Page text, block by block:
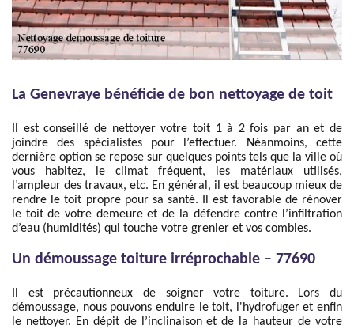
La Genevraye bénéficie de bon nettoyage de toit
Il est conseillé de nettoyer votre toit 1 à 2 fois par an et de
joindre des spécialistes pour l’effectuer. Néanmoins, cette
dernière option se repose sur quelques points tels que la ville où
vous habitez, le climat fréquent, les matériaux utilisés,
l’ampleur des travaux, etc. En général, il est beaucoup mieux de
rendre le toit propre pour sa santé. Il est favorable de rénover
le toit de votre demeure et de la défendre contre l’infiltration
d’eau (humidités) qui touche votre grenier et vos combles.
Un démoussage toiture irréprochable – 77690
Il est précautionneux de soigner votre toiture. Lors du
démoussage, nous pouvons enduire le toit, l'hydrofuger et enfin
le nettoyer. En dépit de l’inclinaison et de la hauteur de votre